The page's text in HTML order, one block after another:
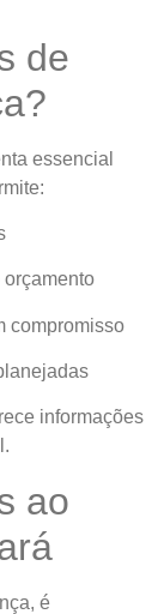
de
essencial
compromisso
informações
ao
é